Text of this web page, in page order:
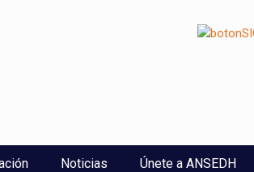
Noticias Únete a ANSEDH